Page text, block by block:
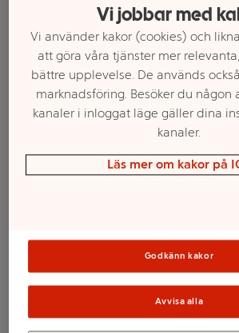
Äkta
Mushroom
Pearl River
Varumärke
Välj butik och handla
Sortimentet kan variera mellan
Vi jobbar med
Vi använder kakor (cookies) och
att göra våra tjänster mer
bättre upplevelse. De används
marknadsföring. Besöker du någon
kanaler i inloggat läge gäller dina
kanaler.
Läs mer om kakor på
Godkänn kakor
Avvisa alla